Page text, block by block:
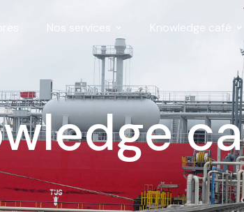
Nos services Knowledge café